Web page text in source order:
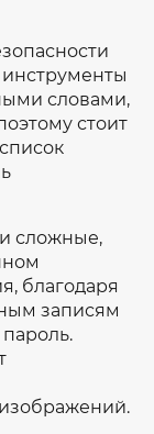
словами,
стоит
сложные,
благодаря
записям